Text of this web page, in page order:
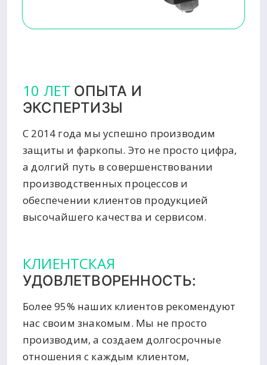
10 ЛЕТ ОПЫТА И
ЭКСПЕРТИЗЫ
С 2014 года мы успешно производим
защиты и фаркопы. Это не просто цифра,
а долгий путь в совершенствовании
производственных процессов и
обеспечении клиентов продукцией
высочайшего качества и сервисом.
КЛИЕНТСКАЯ
УДОВЛЕТВОРЕННОСТЬ:
Более 95% наших клиентов рекомендуют
нас своим знакомым. Мы не просто
производим, а создаем долгосрочные
отношения с каждым клиентом,